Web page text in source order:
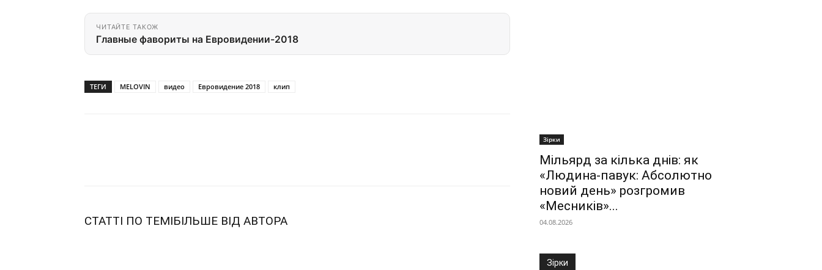
ЧИТАЙТЕ ТАКОЖ
Главные фавориты на Евровидении-2018
ТЕГИ MELOVIN видео Евровидение 2018 клип
СТАТТІ ПО ТЕМІБІЛЬШЕ ВІД АВТОРА
Зірки
Мільярд за кілька днів: як
«Людина-павук: Абсолютно
новий день» розгромив
«Месників»...
04.08.2026
Зірки